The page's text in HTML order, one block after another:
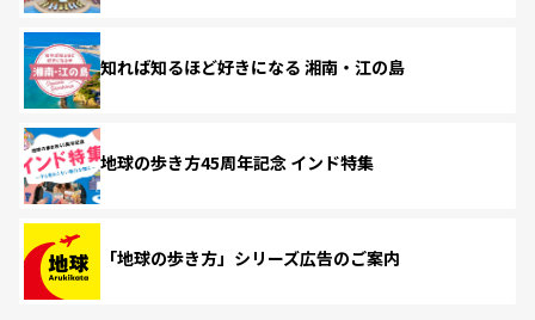
知れば知るほど好きになる 湘南・江の島
地球の歩き方45周年記念 インド特集
「地球の歩き方」シリーズ広告のご案内